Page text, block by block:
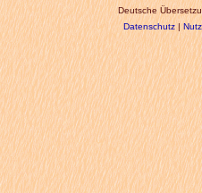
Deutsche
Datenschutz|